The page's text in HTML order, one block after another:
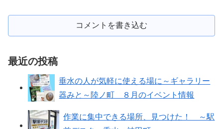
コメントを書き込む
最近の投稿
垂水の人が気軽に使える場に～ギャラリー
器みと～陸ノ町 ８月のイベント情報
作業に集中できる場所、見つけた！ ～駅